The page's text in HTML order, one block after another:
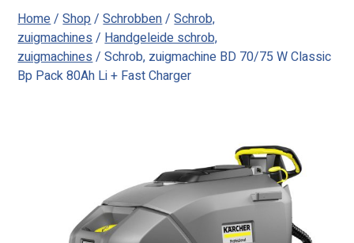
Home/Shop/Schrobben/Schrob,
zuigmachines/Handgeleide schrob,
zuigmachines/ Schrob, zuigmachine BD 70/75 W Classic
Bp Pack 80Ah Li + Fast Charger